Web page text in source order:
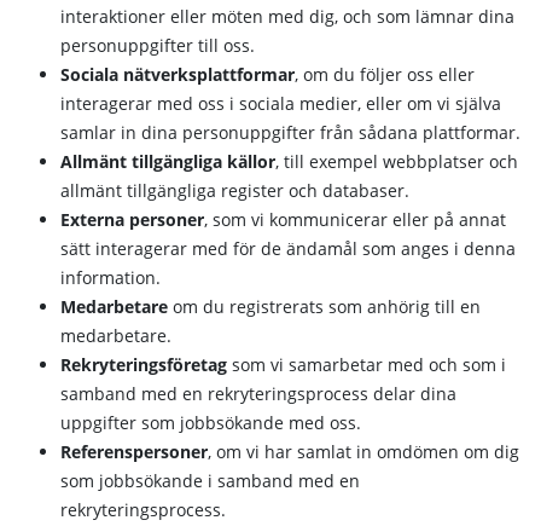
interaktioner eller möten med dig, och som lämnar dina
personuppgifter till oss.
Sociala nätverksplattformar, om du följer oss eller
interagerar med oss i sociala medier, eller om vi själva
samlar in dina personuppgifter från sådana plattformar.
Allmänt tillgängliga källor, till exempel webbplatser och
allmänt tillgängliga register och databaser.
Externa personer, som vi kommunicerar eller på annat
sätt interagerar med för de ändamål som anges i denna
information.
Medarbetare om du registrerats som anhörig till en
medarbetare.
Rekryteringsföretag som vi samarbetar med och som i
samband med en rekryteringsprocess delar dina
uppgifter som jobbsökande med oss.
Referenspersoner, om vi har samlat in omdömen om dig
som jobbsökande i samband med en
rekryteringsprocess.